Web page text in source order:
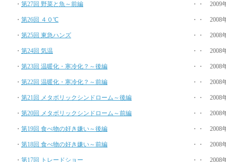
・ 第27回 野菜と魚～前編 ・・ 2009
・ 第26回 ４０℃ ・・ 2008
・ 第25回 東急ハンズ ・・ 2008
・ 第24回 気温 ・・ 2008
・ 第23回 温暖化・寒冷化？～後編 ・・ 2008
・ 第22回 温暖化・寒冷化？～前編 ・・ 2008
・ 第21回 メタボリックシンドローム～後編 ・・ 2008
・ 第20回 メタボリックシンドローム～前編 ・・ 2008
・ 第19回 食べ物の好き嫌い～後編 ・・ 2008
・ 第18回 食べ物の好き嫌い～前編 ・・ 2008
・ 第17回 トレードショー ・・ 2008